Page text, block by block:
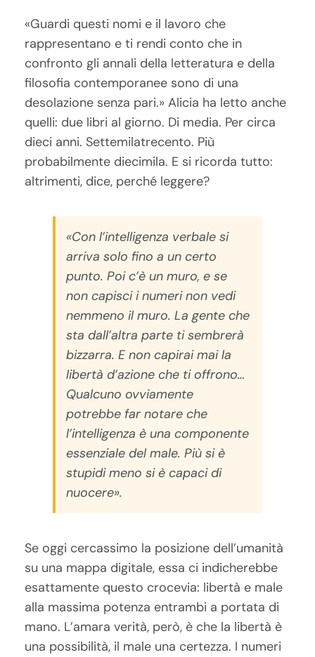
«Guardi questi nomi e il lavoro che
rappresentano e ti rendi conto che in
confronto gli annali della letteratura e della
filosofia contemporanee sono di una
desolazione senza pari.» Alicia ha letto anche
quelli: due libri al giorno. Di media. Per circa
dieci anni. Settemilatrecento. Più
probabilmente diecimila. E si ricorda tutto:
altrimenti, dice, perché leggere?
«Con l’intelligenza verbale si
arriva solo fino a un certo
punto. Poi c’è un muro, e se
non capisci i numeri non vedi
nemmeno il muro. La gente che
sta dall’altra parte ti sembrerà
bizzarra. E non capirai mai la
libertà d’azione che ti offrono…
Qualcuno ovviamente
potrebbe far notare che
l’intelligenza è una componente
essenziale del male. Più si è
stupidi meno si è capaci di
nuocere».
Se oggi cercassimo la posizione dell’umanità
su una mappa digitale, essa ci indicherebbe
esattamente questo crocevia: libertà e male
alla massima potenza entrambi a portata di
mano. L’amara verità, però, è che la libertà è
una possibilità, il male una certezza. I numeri